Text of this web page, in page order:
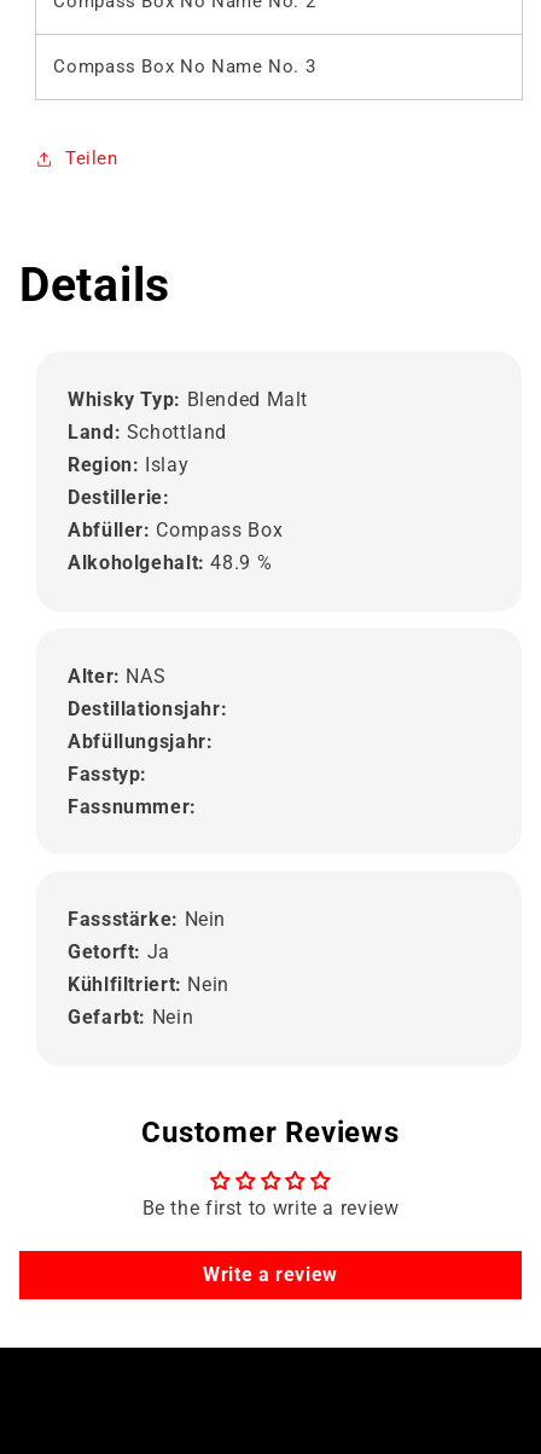
Compass Box No Name No. 3
Teilen
Details
Whisky Typ: Blended Malt
Land: Schottland
Region: Islay
Destillerie:
Abfüller: Compass Box
Alkoholgehalt:48.9 %
Alter: NAS
Destillationsjahr:
Abfüllungsjahr:
Fasstyp:
Fassnummer:
Fassstärke: Nein
Getorft: Ja
Kühlfiltriert: Nein
Gefarbt: Nein
Customer Reviews
Be the first to write a review
Write a review